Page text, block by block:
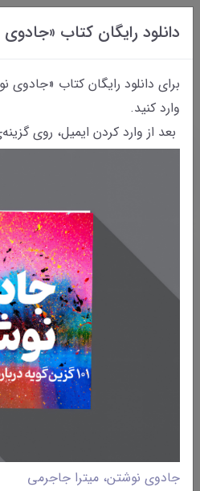
دانلود رایگان کتاب
برای دانلود رایگان کتاب «جادوی
وارد کنید.
بعد از وارد کردن ایمیل، روی
جادوی نوشتن، میترا جاجرمی